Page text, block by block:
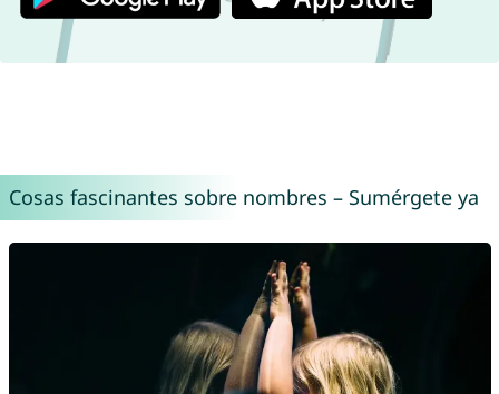
Cosas fascinantes sobre nombres – Sumérgete ya